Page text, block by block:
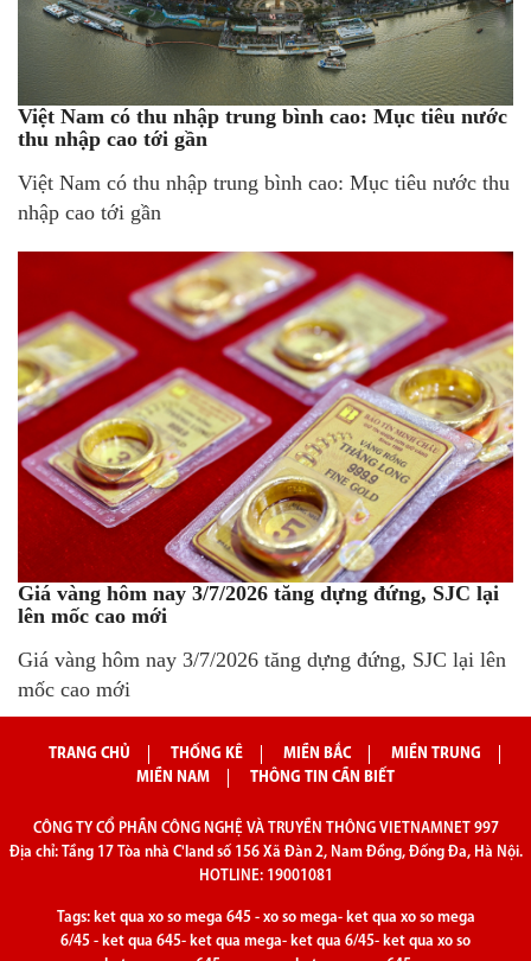
Việt Nam có thu nhập trung bình cao: Mục tiêu nước
thu nhập cao tới gần
Việt Nam có thu nhập trung bình cao: Mục tiêu nước thu
nhập cao tới gần
Giá vàng hôm nay 3/7/2026 tăng dựng đứng, SJC lại
lên mốc cao mới
Giá vàng hôm nay 3/7/2026 tăng dựng đứng, SJC lại lên
mốc cao mới
TRANG CHỦ THỐNG KÊ MIỀN BẮC
MIỀN TRUNG
MIỀN NAM
THÔNG TIN CẦN BIẾT
CÔNG TY CỔ PHẦN CÔNG NGHỆ VÀ TRUYỀN THÔNG VIETNAMNET 997
Địa chỉ: Tầng 17 Tòa nhà C'land số 156 Xã Đàn 2, Nam Đồng, Đống Đa, Hà Nội.
HOTLINE: 19001081
Tags: ket qua xo so mega 645- xo so mega- ket qua xo so mega
6/45 - ket qua 645- ket qua mega- ket qua 6/45- ket qua xo so